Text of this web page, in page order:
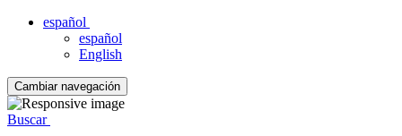
español
español
English
Cambiar navegación
Buscar